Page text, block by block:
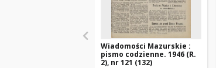
Wiadomości Mazurskie :
pismo codzienne. 1946 (R.
2), nr 121 (132)